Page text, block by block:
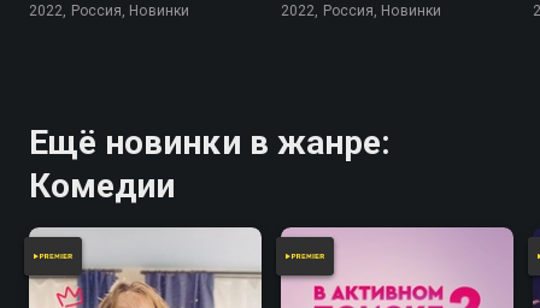
2022, Россия, Новинки 2022, Россия, Новинки
Ещё новинки в жанре:
Комедии